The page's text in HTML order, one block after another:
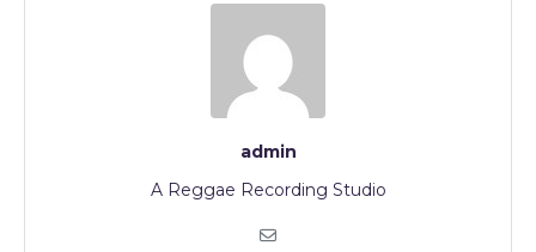
admin
A Reggae Recording Studio